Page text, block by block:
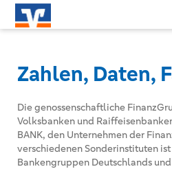
Zahlen, Daten,
Die genossenschaftliche
Volksbanken und
BANK, den Unternehmen der
verschiedenen Sonderinstituten
Bankengruppen Deutschlands